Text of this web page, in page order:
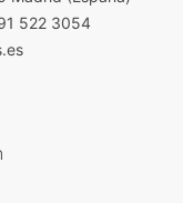
522 3054